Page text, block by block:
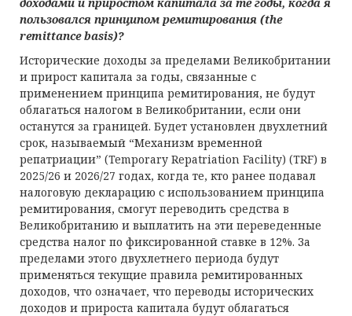
пользовался принципом ремитирования (the
remittance basis)?
Исторические доходы за пределами Великобритании
и прирост капитала за годы, связанные с
применением принципа ремитирования, не будут
облагаться налогом в Великобритании, если они
останутся за границей. Будет установлен двухлетний
срок, называемый “Механизм временной
репатриации” (Temporary Repatriation Facility) (TRF) в
2025/26 и 2026/27 годах, когда те, кто ранее подавал
налоговую декларацию с использованием принципа
ремитирования, смогут переводить средства в
Великобританию и выплатить на эти переведенные
средства налог по фиксированной ставке в 12%. За
пределами этого двухлетнего периода будут
применяться текущие правила ремитированных
доходов, что означает, что переводы исторических
доходов и прироста капитала будут облагаться